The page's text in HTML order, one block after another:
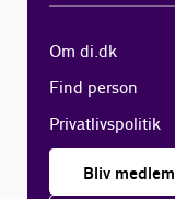
Om di.dk
Find person
Privatlivspolitik
Bliv medlem